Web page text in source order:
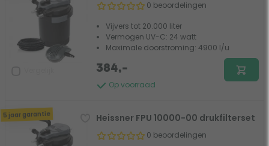
0 beoordelingen
Vijvers tot 20.000 liter
Vermogen UV-C: 24 watt
Maximale doorstroming: 4900 l/u
Op voorraad
384,-
5 jaar garantie Heissner FPU 10000-00 drukfilterset
0 beoordelingen